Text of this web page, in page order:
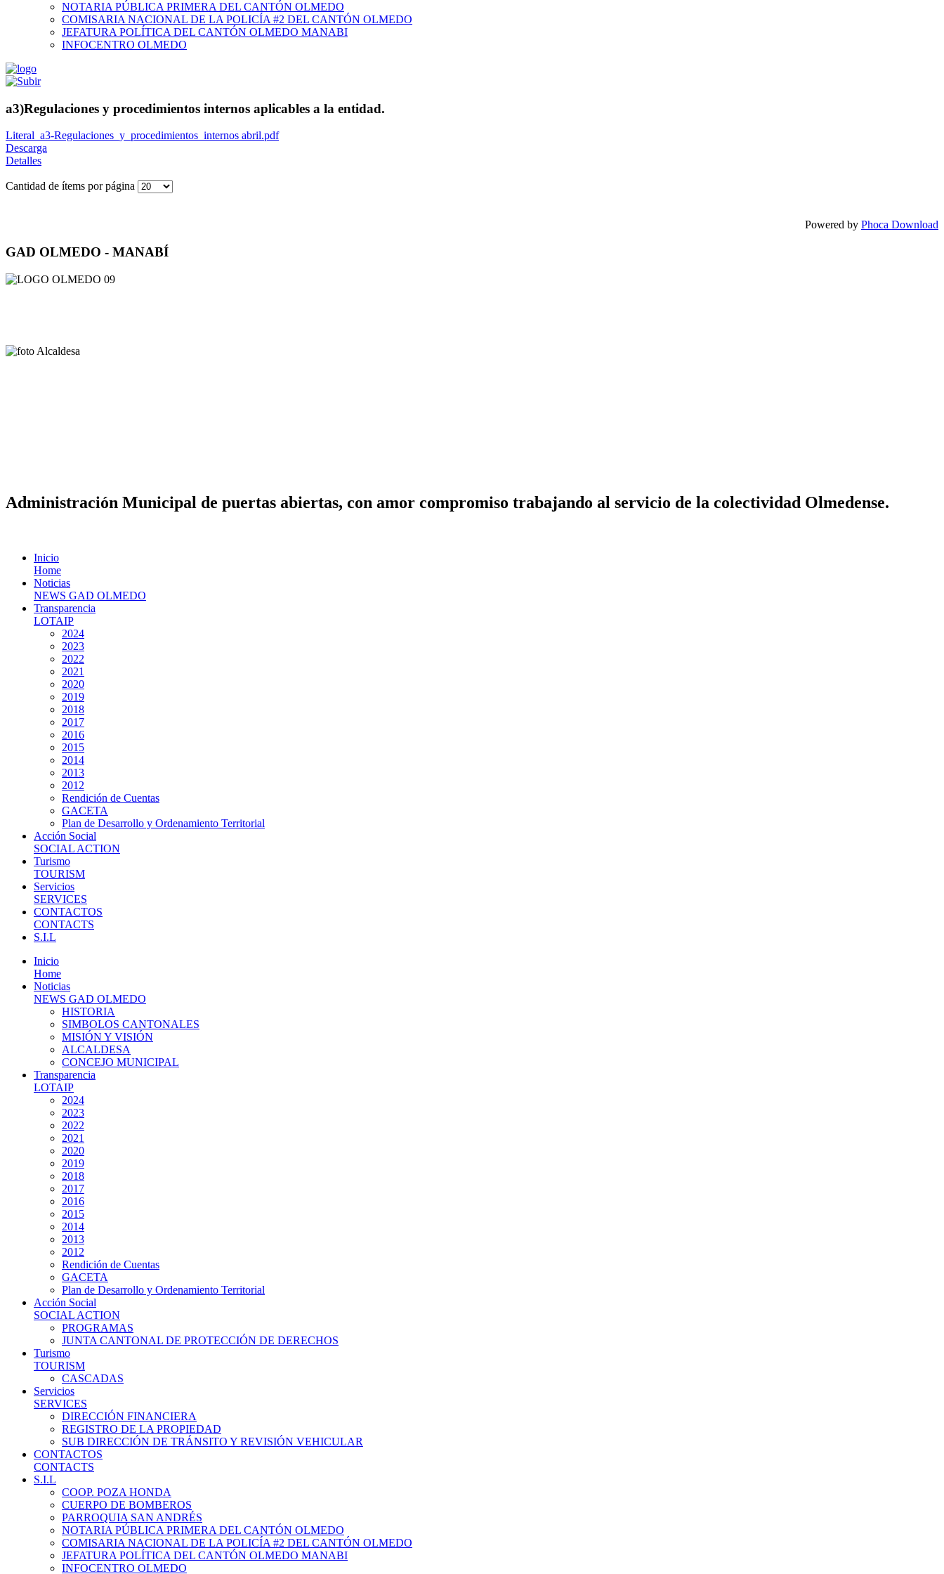
NOTARIA PÚBLICA PRIMERA DEL CANTÓN OLMEDO
COMISARIA NACIONAL DE LA POLICÍA #2 DEL CANTÓN OLMEDO
JEFATURA POLÍTICA DEL CANTÓN OLMEDO MANABI
INFOCENTRO OLMEDO
a3)Regulaciones y procedimientos internos aplicables a la entidad.
Literal_a3-Regulaciones_y_procedimientos_internos abril.pdf
Descarga
Detalles
Cantidad de ítems por página
Powered by Phoca Download
GAD OLMEDO - MANABÍ
Administración Municipal de puertas abiertas, con amor compromiso trabajando al servicio de la colectividad Olmedense.
Inicio
Home
Noticias
NEWS GAD OLMEDO
Transparencia
LOTAIP
2024
2023
2022
2021
2020
2019
2018
2017
2016
2015
2014
2013
2012
Rendición de Cuentas
GACETA
Plan de Desarrollo y Ordenamiento Territorial
Acción Social
SOCIAL ACTION
Turismo
TOURISM
Servicios
SERVICES
CONTACTOS
CONTACTS
S.I.L
Inicio
Home
Noticias
NEWS GAD OLMEDO
HISTORIA
SIMBOLOS CANTONALES
MISIÓN Y VISIÓN
ALCALDESA
CONCEJO MUNICIPAL
Transparencia
LOTAIP
2024
2023
2022
2021
2020
2019
2018
2017
2016
2015
2014
2013
2012
Rendición de Cuentas
GACETA
Plan de Desarrollo y Ordenamiento Territorial
Acción Social
SOCIAL ACTION
PROGRAMAS
JUNTA CANTONAL DE PROTECCIÓN DE DERECHOS
Turismo
TOURISM
CASCADAS
Servicios
SERVICES
DIRECCIÓN FINANCIERA
REGISTRO DE LA PROPIEDAD
SUB DIRECCIÓN DE TRÁNSITO Y REVISIÓN VEHICULAR
CONTACTOS
CONTACTS
S.I.L
COOP. POZA HONDA
CUERPO DE BOMBEROS
PARROQUIA SAN ANDRÉS
NOTARIA PÚBLICA PRIMERA DEL CANTÓN OLMEDO
COMISARIA NACIONAL DE LA POLICÍA #2 DEL CANTÓN OLMEDO
JEFATURA POLÍTICA DEL CANTÓN OLMEDO MANABI
INFOCENTRO OLMEDO